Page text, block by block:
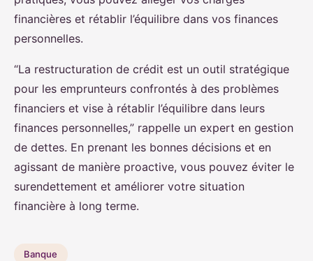
financières et rétablir l’équilibre dans vos finances
personnelles.
“La restructuration de crédit est un outil stratégique
pour les emprunteurs confrontés à des problèmes
financiers et vise à rétablir l’équilibre dans leurs
finances personnelles,” rappelle un expert en gestion
de dettes. En prenant les bonnes décisions et en
agissant de manière proactive, vous pouvez éviter le
surendettement et améliorer votre situation
financière à long terme.
Banque